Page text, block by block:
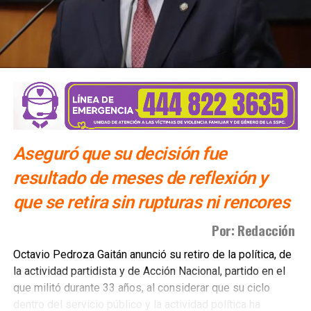
Aseguró que su decisión fue
resultado de meses de reflexión y
que se retira sin rupturas ni rencores
Por: Redacción
Octavio Pedroza Gaitán anunció su retiro de la política, de
la actividad partidista y de Acción Nacional, partido en el
que militó durante 33 años, al considerar que su ciclo
dentro del servicio público y la actividad política ha